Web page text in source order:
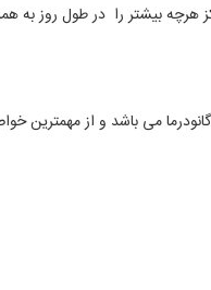
هرچه بیشتر را در طول روز
می باشد و از مهمترین